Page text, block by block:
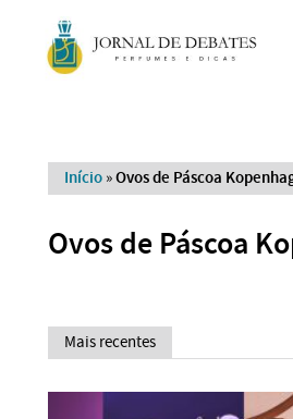
Início »Ovos de Páscoa
Ovos de Páscoa
Mais recentes